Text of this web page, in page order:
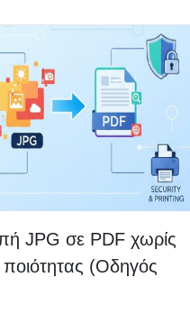
JPG σε PDF χωρίς
(Οδηγός